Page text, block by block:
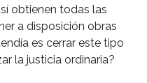
obtienen todas las
a disposición obras
es cerrar este tipo
la justicia ordinaria?